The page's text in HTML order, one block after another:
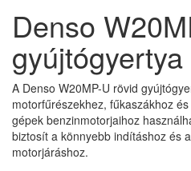
Denso
gyújtógyertya
A Denso W20MP-U rövid
motorfűrészekhez, fűkaszákhoz
gépek benzinmotorjaihoz
biztosít a könnyebb indításhoz és
motorjáráshoz.